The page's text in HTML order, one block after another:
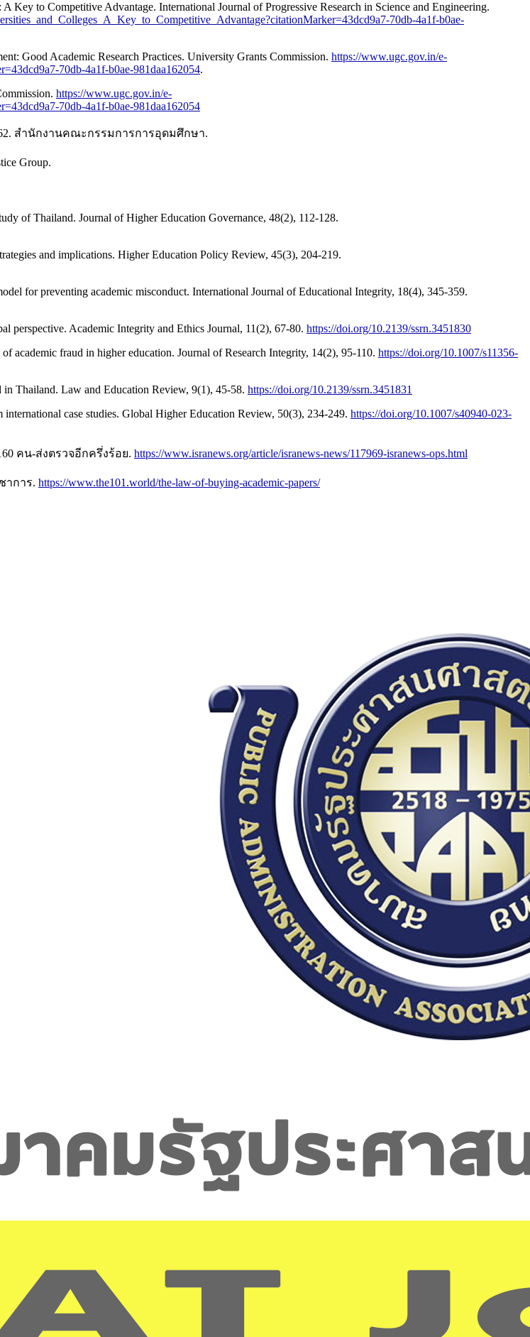
Key to Competitive Advantage. International Journal of Progressive Research in Science and Engineering.
70db-4a1f-b0ae-
Good Academic Research Practices. University Grants Commission. https://www.ugc.gov.in/e-
70db-4a1f-b0ae-981daa162054.
https://www.ugc.gov.in/e-
70db-4a1f-b0ae-981daa162054
สำนักงานคณะกรรมการการอุดมศึกษา.
Group.
of Thailand. Journal of Higher Education Governance, 48(2), 112-128.
and implications. Higher Education Policy Review, 45(3), 204-219.
for preventing academic misconduct. International Journal of Educational Integrity, 18(4), 345-359.
perspective. Academic Integrity and Ethics Journal, 11(2), 67-80. https://doi.org/10.2139/ssrn.3451830
academic fraud in higher education. Journal of Research Integrity, 14(2), 95-110. https://doi.org/10.1007/s11356-
Thailand. Law and Education Review, 9(1), 45-58. https://doi.org/10.2139/ssrn.3451831
case studies. Global Higher Education Review, 50(3), 234-249. https://doi.org/10.1007/s40940-023-
คน-ส่งตรวจอีกครึ่งร้อย. https://www.isranews.org/article/isranews-news/117969-isranews-ops.html
าการ. https://www.the101.world/the-law-of-buying-academic-papers/